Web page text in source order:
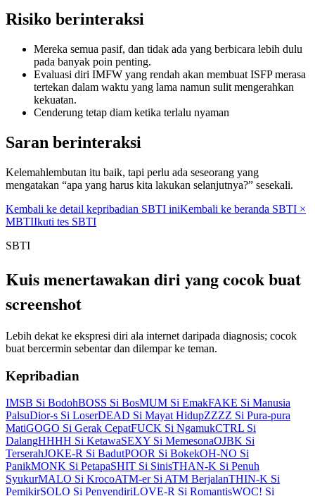
Risiko berinteraksi
Mereka semua pasif, dan tidak ada yang berbicara lebih dulu
pada banyak poin penting.
Evaluasi diri IMFW yang rendah akan membuat ISFP merasa
tertekan dalam waktu yang lama namun sulit mengerahkan
kekuatan.
Cenderung tetap diam ketika terlalu nyaman
Saran berinteraksi
Kelemahlembutan itu baik, tapi perlu ada seseorang yang
mengatakan “apa yang harus kita lakukan selanjutnya?” sesekali.
Kembali ke detail kepribadian SBTI iniKembali ke beranda SBTI ×
MBTIIkuti tes SBTI
SBTI
Kuis menertawakan diri yang cocok buat
screenshot
Lebih dekat ke ekspresi diri ala internet daripada diagnosis; cocok
buat bercermin sebentar dan dilempar ke teman.
Kepribadian
IMSB Si BodohBOSS Si BosMUM Si EmakFAKE Si Manusia
PalsuDior-s Si LoserDEAD Si Mayat HidupZZZZ Si Pura-pura
MatiGOGO Si Gerak CepatFUCK Si NgamukCTRL Si
DalangHHHH Si KetawaSEXY Si MemesonaOJBK Si
TerserahJOKE-R Si BadutPOOR Si BokekOH-NO Si
PanikMONK Si PetapaSHIT Si SinisTHAN-K Si Penuh
SyukurMALO Si KrocoATM-er Si ATM BerjalanTHIN-K Si
PemikirSOLO Si PenyendiriLOVE-R Si RomantisWOC! Si